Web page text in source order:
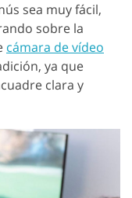
sea muy fácil,
sobre la
cámara de vídeo
ya que
clara y